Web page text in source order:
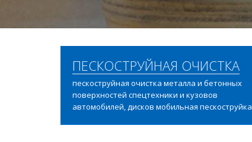
ПЕСКОСТРУЙНАЯ ОЧИСТКА
пескоструйная очистка металла и бетонных
поверхностей спецтехники и кузовов
автомобилей, дисков мобильная пескоструйка